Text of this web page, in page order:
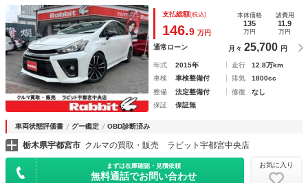
ｌｕｅｔｏｏｔｈ ＬＥＤヘッドライト ＥＴＣ スマートキ
ー プッシュスタート Ｇ’ｓ専用１８ＡＷ
支払総額(税込)
146.9 万円
本体価格
135
万円
諸費用
11.9
万円
通常ローン 月々 25,700 円
年式 2015年 走行
12.8万km
車検
車検整備付 排気
1800cc
整備
法定整備付 修復
なし
保証
保証無
車両状態評価書 グー鑑定 OBD診断済み
栃木県宇都宮市 クルマの買取・販売 ラビット宇都宮中央店
まずは在庫確認・見積依頼
無料通話でお問い合わせ
お気に入り